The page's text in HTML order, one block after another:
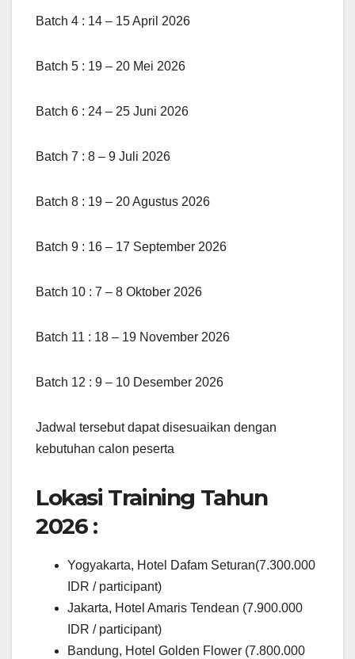
Batch 4 : 14 – 15 April 2026
Batch 5 : 19 – 20 Mei 2026
Batch 6 : 24 – 25 Juni 2026
Batch 7 : 8 – 9 Juli 2026
Batch 8 : 19 – 20 Agustus 2026
Batch 9 : 16 – 17 September 2026
Batch 10 : 7 – 8 Oktober 2026
Batch 11 : 18 – 19 November 2026
Batch 12 : 9 – 10 Desember 2026
Jadwal tersebut dapat disesuaikan dengan
kebutuhan calon peserta
Lokasi Training Tahun
2026 :
Yogyakarta, Hotel Dafam Seturan(7.300.000
IDR / participant)
Jakarta, Hotel Amaris Tendean (7.900.000
IDR / participant)
Bandung, Hotel Golden Flower (7.800.000